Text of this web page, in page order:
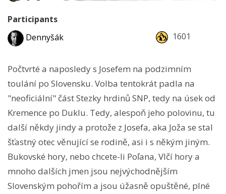
Participants
Dennyšák
1601
Počtvrté a naposledy s Josefem na podzimním
toulání po Slovensku. Volba tentokrát padla na
"neoficiální" část Stezky hrdinů SNP, tedy na úsek od
Kremence po Duklu. Tedy, alespoň jeho polovinu, tu
další někdy jindy a protože z Josefa, aka Joža se stal
šťastný otec věnující se rodině, asi i s někým jiným.
Bukovské hory, nebo chcete-li Poľana, Vlčí hory a
mnoho dalších jmen jsou nejvýchodnějším
Slovenským pohořím a jsou úžasně opuštěné, plné